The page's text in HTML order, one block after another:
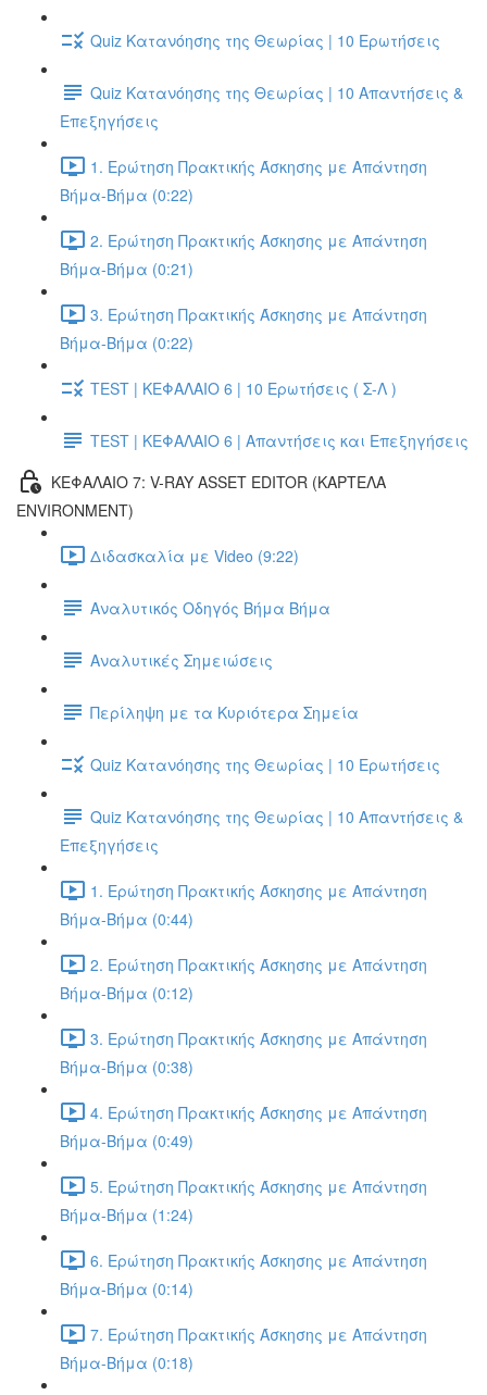
Quiz Κατανόησης της Θεωρίας | 10 Ερωτήσεις
Quiz Κατανόησης της Θεωρίας | 10 Απαντήσεις &
Επεξηγήσεις
1. Ερώτηση Πρακτικής Άσκησης με Απάντηση
Βήμα-Βήμα (0:22)
2. Ερώτηση Πρακτικής Άσκησης με Απάντηση
Βήμα-Βήμα (0:21)
3. Ερώτηση Πρακτικής Άσκησης με Απάντηση
Βήμα-Βήμα (0:22)
TEST | ΚΕΦΑΛΑΙΟ 6 | 10 Ερωτήσεις ( Σ-Λ )
TEST | ΚΕΦΑΛΑΙΟ 6 | Απαντήσεις και Επεξηγήσεις
ΚΕΦΑΛΑΙΟ 7: V-RAY ASSET EDITOR (ΚΑΡΤΕΛΑ
ENVIRONMENT)
Διδασκαλία με Video (9:22)
Αναλυτικός Οδηγός Βήμα Βήμα
Αναλυτικές Σημειώσεις
Περίληψη με τα Κυριότερα Σημεία
Quiz Κατανόησης της Θεωρίας | 10 Ερωτήσεις
Quiz Κατανόησης της Θεωρίας | 10 Απαντήσεις &
Επεξηγήσεις
1. Ερώτηση Πρακτικής Άσκησης με Απάντηση
Βήμα-Βήμα (0:44)
2. Ερώτηση Πρακτικής Άσκησης με Απάντηση
Βήμα-Βήμα (0:12)
3. Ερώτηση Πρακτικής Άσκησης με Απάντηση
Βήμα-Βήμα (0:38)
4. Ερώτηση Πρακτικής Άσκησης με Απάντηση
Βήμα-Βήμα (0:49)
5. Ερώτηση Πρακτικής Άσκησης με Απάντηση
Βήμα-Βήμα (1:24)
6. Ερώτηση Πρακτικής Άσκησης με Απάντηση
Βήμα-Βήμα (0:14)
7. Ερώτηση Πρακτικής Άσκησης με Απάντηση
Βήμα-Βήμα (0:18)